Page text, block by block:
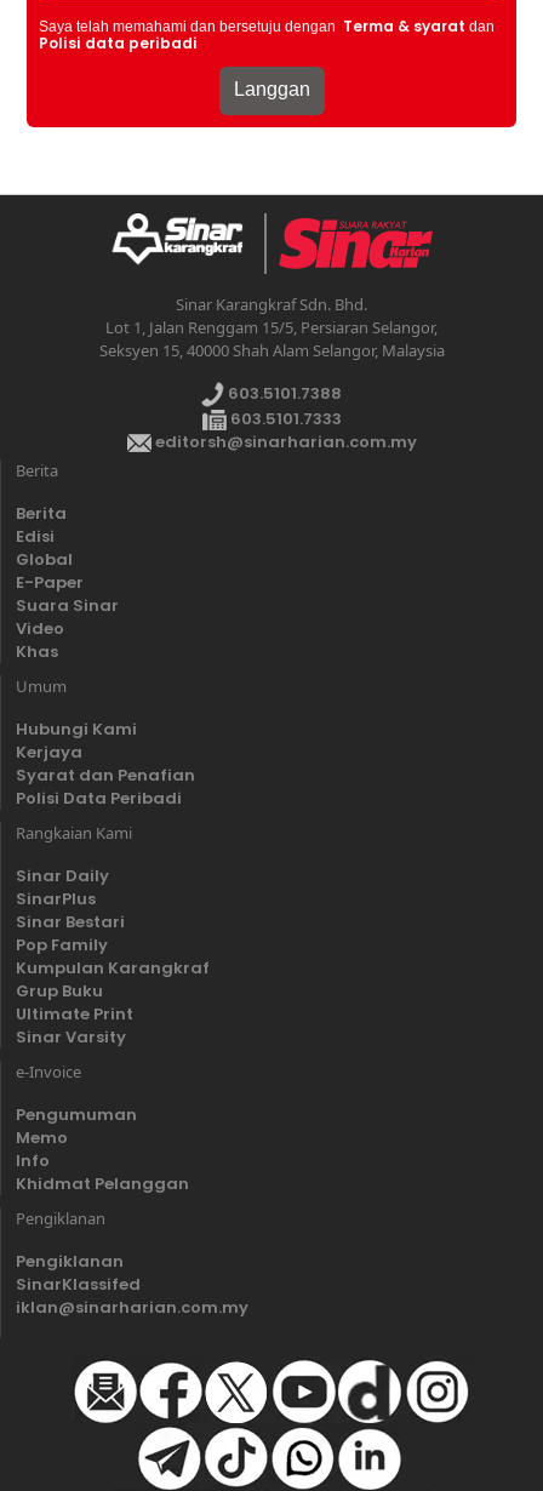
Saya telah memahami dan bersetuju dengan Terma & syarat dan
Polisi data peribadi
Sinar Karangkraf Sdn. Bhd.
Lot 1, Jalan Renggam 15/5, Persiaran Selangor,
Seksyen 15, 40000 Shah Alam Selangor, Malaysia
603.5101.7388
603.5101.7333
editorsh@sinarharian.com.my
Berita
Berita
Edisi
Global
E-Paper
Suara Sinar
Video
Khas
Umum
Hubungi Kami
Kerjaya
Syarat dan Penafian
Polisi Data Peribadi
Rangkaian Kami
Sinar Daily
SinarPlus
Sinar Bestari
Pop Family
Kumpulan Karangkraf
Grup Buku
Ultimate Print
Sinar Varsity
e-Invoice
Pengumuman
Memo
Info
Khidmat Pelanggan
Pengiklanan
Pengiklanan
SinarKlassifed
iklan@sinarharian.com.my